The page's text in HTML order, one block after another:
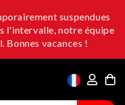
suspendues
l'intervalle, notre équipe
Bonnes vacances !